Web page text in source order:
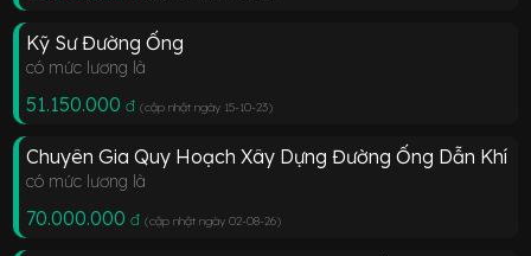
Kỹ Sư Đường Ống
có mức lương là
51.150.000 đ (cập nhật ngày 15-10-23)
Chuyên Gia Quy Hoạch Xây Dựng Đường Ống Dẫn Khí
có mức lương là
70.000.000 đ (cập nhật ngày 02-08-26)